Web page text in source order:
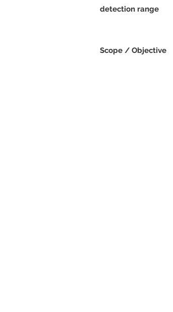
detection range
Scope / Objective